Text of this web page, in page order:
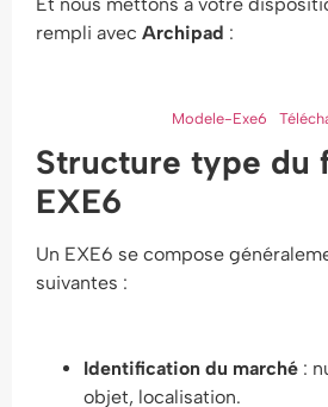
rempli avec Archipad :
Modele-Exe6
Structure type du
EXE6
Un EXE6 se compose
suivantes :
Identification du marché :
objet, localisation.